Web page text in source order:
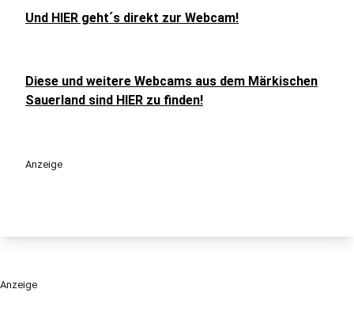
Und HIER geht´s direkt zur Webcam!
Diese und weitere Webcams aus dem Märkischen
Sauerland sind HIER zu finden!
Anzeige
Anzeige